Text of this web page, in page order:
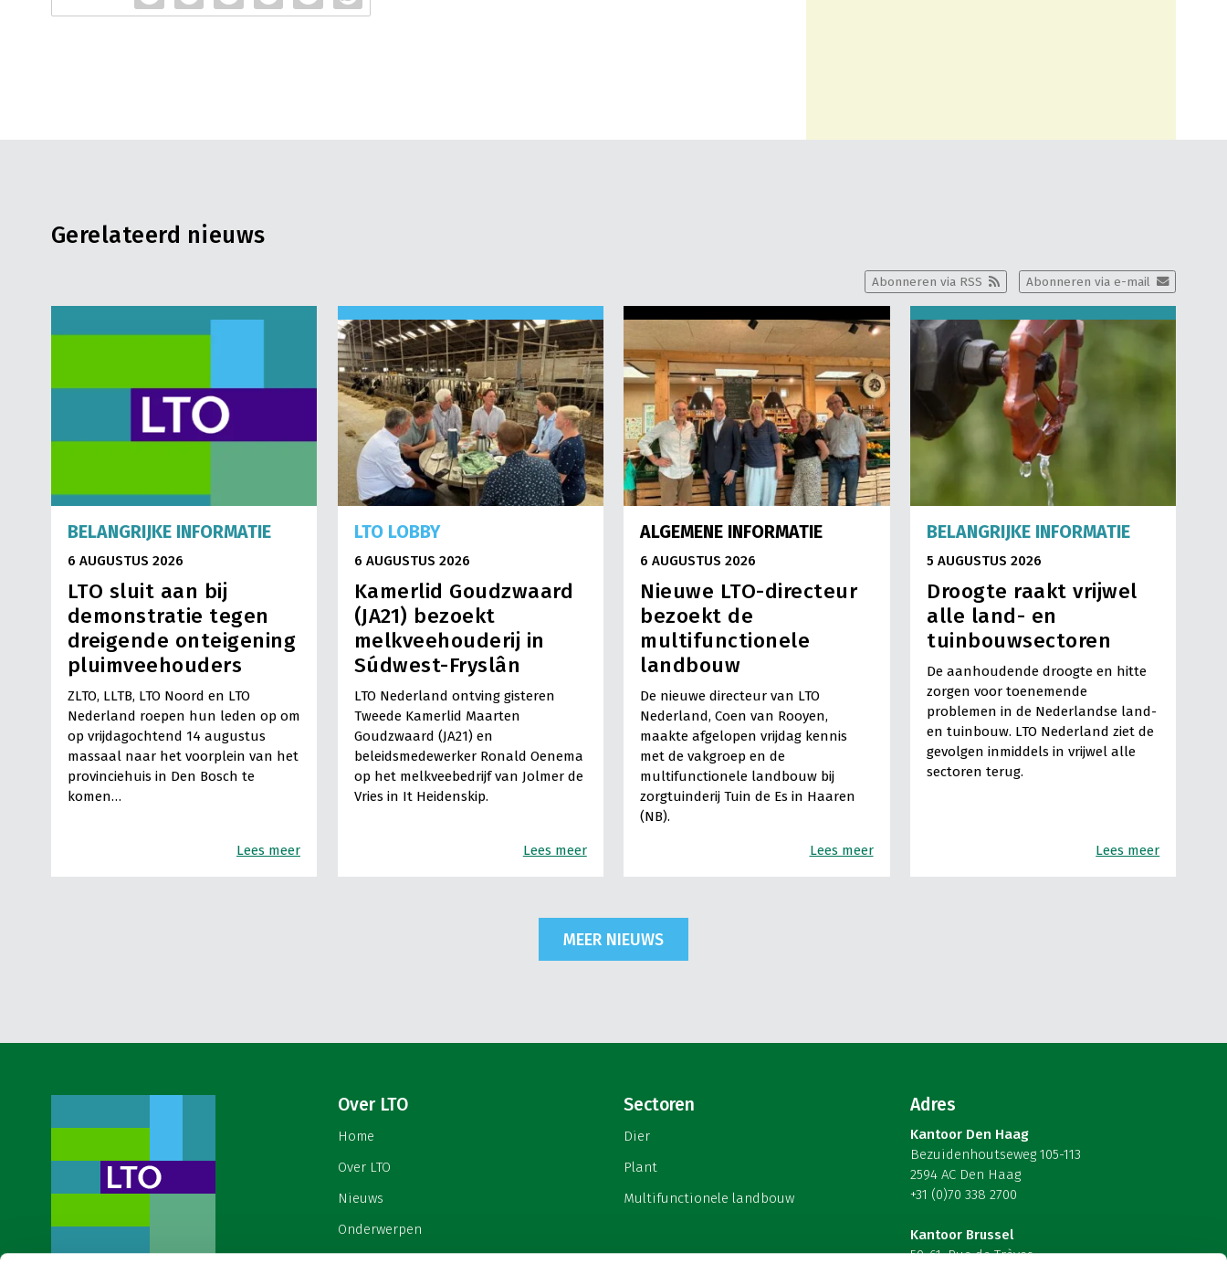
Gerelateerd nieuws
Abonneren via e-mail
Abonneren via RSS
BELANGRIJKE INFORMATIE
6 AUGUSTUS 2026
LTO sluit aan bij
demonstratie tegen
dreigende onteigening
pluimveehouders
ZLTO, LLTB, LTO Noord en LTO
Nederland roepen hun leden op om
op vrijdagochtend 14 augustus
massaal naar het voorplein van het
provinciehuis in Den Bosch te
komen…
Lees meer
LTO LOBBY
6 AUGUSTUS 2026
Kamerlid Goudzwaard
(JA21) bezoekt
melkveehouderij in
Súdwest-Fryslân
LTO Nederland ontving gisteren
Tweede Kamerlid Maarten
Goudzwaard (JA21) en
beleidsmedewerker Ronald Oenema
op het melkveebedrijf van Jolmer de
Vries in It Heidenskip.
Lees meer
ALGEMENE INFORMATIE
6 AUGUSTUS 2026
Nieuwe LTO-directeur
bezoekt de
multifunctionele
landbouw
De nieuwe directeur van LTO
Nederland, Coen van Rooyen,
maakte afgelopen vrijdag kennis
met de vakgroep en de
multifunctionele landbouw bij
zorgtuinderij Tuin de Es in Haaren
(NB).
Lees meer
BELANGRIJKE INFORMATIE
5 AUGUSTUS 2026
Droogte raakt vrijwel
alle land- en
tuinbouwsectoren
De aanhoudende droogte en hitte
zorgen voor toenemende
problemen in de Nederlandse land-
en tuinbouw. LTO Nederland ziet de
gevolgen inmiddels in vrijwel alle
sectoren terug.
Lees meer
MEER NIEUWS
Over LTO
Home
Over LTO
Nieuws
Onderwerpen
Sectoren
Dier
Plant
Multifunctionele landbouw
Adres
Kantoor Den Haag
Bezuidenhoutseweg 105-113
2594 AC Den Haag
+31 (0)70 338 2700
Kantoor Brussel
59-61, Rue de Trèves